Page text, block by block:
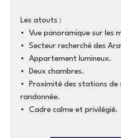
Les atouts :
Vue panoramique sur les
Secteur recherché des
Appartement lumineux.
Deux chambres.
Proximité des stations de
randonnée.
Cadre calme et privilégié.